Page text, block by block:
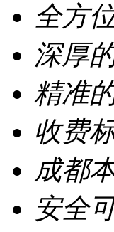
全方
深厚
精准
收费
成都
安全